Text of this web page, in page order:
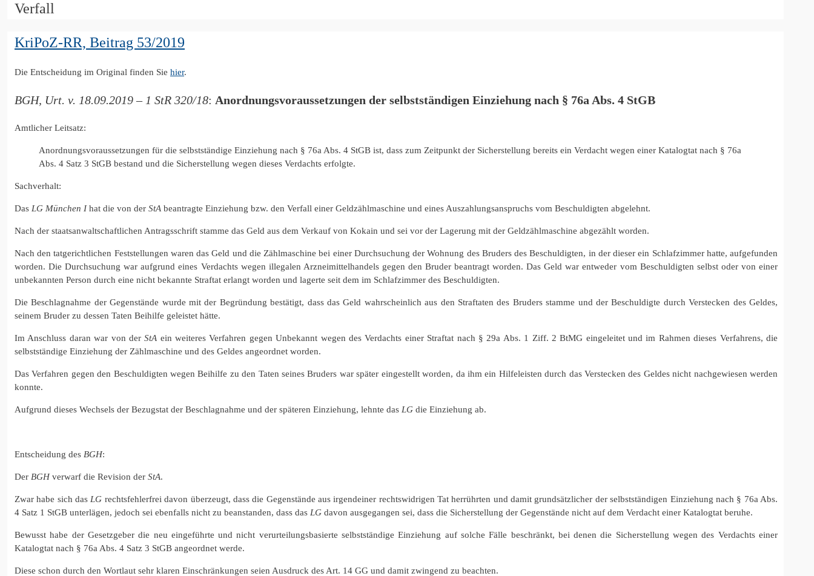
Verfall
KriPoZ-RR, Beitrag 53/2019
Die Entscheidung im Original finden Sie hier.
BGH, Urt. v. 18.09.2019 – 1 StR 320/18: Anordnungsvoraussetzungen der selbstständigen Einziehung nach § 76a Abs. 4 StGB
Amtlicher Leitsatz:
Anordnungsvoraussetzungen für die selbstständige Einziehung nach § 76a Abs. 4 StGB ist, dass zum Zeitpunkt der Sicherstellung bereits ein Verdacht wegen einer Katalogtat nach § 76a
Abs. 4 Satz 3 StGB bestand und die Sicherstellung wegen dieses Verdachts erfolgte.
Sachverhalt:
Das LG München Ihat die von der StA beantragte Einziehung bzw. den Verfall einer Geldzählmaschine und eines Auszahlungsanspruchs vom Beschuldigten abgelehnt.
Nach der staatsanwaltschaftlichen Antragsschrift stamme das Geld aus dem Verkauf von Kokain und sei vor der Lagerung mit der Geldzählmaschine abgezählt worden.
Nach den tatgerichtlichen Feststellungen waren das Geld und die Zählmaschine bei einer Durchsuchung der Wohnung des Bruders des Beschuldigten, in der dieser ein Schlafzimmer hatte, aufgefunden
worden. Die Durchsuchung war aufgrund eines Verdachts wegen illegalen Arzneimittelhandels gegen den Bruder beantragt worden. Das Geld war entweder vom Beschuldigten selbst oder von einer
unbekannten Person durch eine nicht bekannte Straftat erlangt worden und lagerte seit dem im Schlafzimmer des Beschuldigten.
Die Beschlagnahme der Gegenstände wurde mit der Begründung bestätigt, dass das Geld wahrscheinlich aus den Straftaten des Bruders stamme und der Beschuldigte durch Verstecken des Geldes,
seinem Bruder zu dessen Taten Beihilfe geleistet hätte.
Im Anschluss daran war von derStA ein weiteres Verfahren gegen Unbekannt wegen des Verdachts einer Straftat nach § 29a Abs. 1 Ziff. 2 BtMG eingeleitet und im Rahmen dieses Verfahrens, die
selbstständige Einziehung der Zählmaschine und des Geldes angeordnet worden.
Das Verfahren gegen den Beschuldigten wegen Beihilfe zu den Taten seines Bruders war später eingestellt worden, da ihm ein Hilfeleisten durch das Verstecken des Geldes nicht nachgewiesen werden
konnte.
Aufgrund dieses Wechsels der Bezugstat der Beschlagnahme und der späteren Einziehung, lehnte das LG die Einziehung ab.
Entscheidung des BGH:
Der BGHverwarf die Revision der StA.
Zwar habe sich das LG rechtsfehlerfrei davon überzeugt, dass die Gegenstände aus irgendeiner rechtswidrigen Tat herrührten und damit grundsätzlicher der selbstständigen Einziehung nach § 76a Abs.
4 Satz 1 StGB unterlägen, jedoch sei ebenfalls nicht zu beanstanden, dass das LG davon ausgegangen sei, dass die Sicherstellung der Gegenstände nicht auf dem Verdacht einer Katalogtat beruhe.
Bewusst habe der Gesetzgeber die neu eingeführte und nicht verurteilungsbasierte selbstständige Einziehung auf solche Fälle beschränkt, bei denen die Sicherstellung wegen des Verdachts einer
Katalogtat nach § 76a Abs. 4 Satz 3 StGB angeordnet werde.
Diese schon durch den Wortlaut sehr klaren Einschränkungen seien Ausdruck des Art. 14 GG und damit zwingend zu beachten.